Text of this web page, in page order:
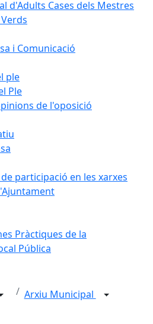
d'Adults Cases dels Mestres
i Comunicació
ple
Ple
de l'oposició
participació en les xarxes
Pràctiques de la
Pública
Arxiu Municipal